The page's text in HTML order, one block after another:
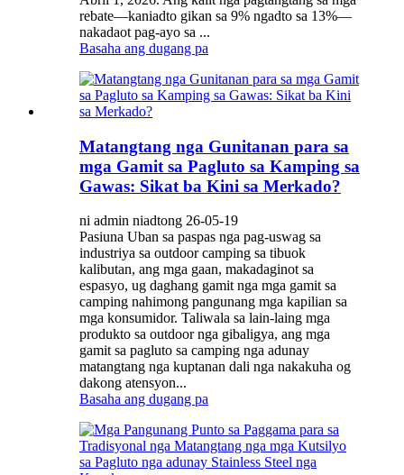
rebate—kaniadto gikan sa 9% ngadto sa 13%—
nakadaot pag-ayo sa ...
Basaha ang dugang pa
Matangtang nga Gunitanan para sa
mga Gamit sa Pagluto sa Kamping sa
Gawas: Sikat ba Kini sa Merkado?
ni admin niadtong 26-05-19
Pasiuna Uban sa paspas nga pag-uswag sa
industriya sa outdoor camping sa tibuok
kalibutan, ang mga gaan, makadaginot sa
espasyo, ug daghang gamit nga mga gamit sa
camping nahimong pangunang mga kapilian sa
mga konsumidor. Taliwala sa lain-laing mga
produkto sa outdoor nga gibaligya, ang mga
gamit sa pagluto sa camping nga adunay
matangtang nga kuptanan dali nga nakakuha og
dakong atensyon...
Basaha ang dugang pa